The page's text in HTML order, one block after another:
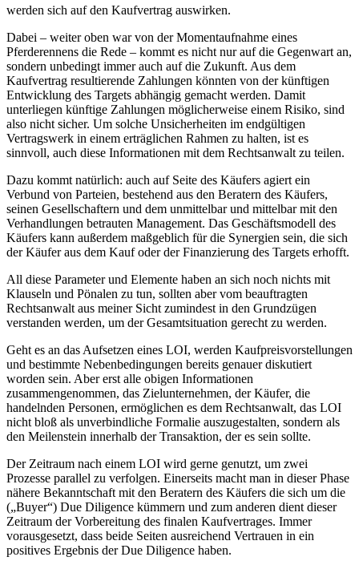
werden sich auf den Kaufvertrag auswirken.
Dabei – weiter oben war von der Momentaufnahme eines
Pferderennens die Rede – kommt es nicht nur auf die Gegenwart an,
sondern unbedingt immer auch auf die Zukunft. Aus dem
Kaufvertrag resultierende Zahlungen könnten von der künftigen
Entwicklung des Targets abhängig gemacht werden. Damit
unterliegen künftige Zahlungen möglicherweise einem Risiko, sind
also nicht sicher. Um solche Unsicherheiten im endgültigen
Vertragswerk in einem erträglichen Rahmen zu halten, ist es
sinnvoll, auch diese Informationen mit dem Rechtsanwalt zu teilen.
Dazu kommt natürlich: auch auf Seite des Käufers agiert ein
Verbund von Parteien, bestehend aus den Beratern des Käufers,
seinen Gesellschaftern und dem unmittelbar und mittelbar mit den
Verhandlungen betrauten Management. Das Geschäftsmodell des
Käufers kann außerdem maßgeblich für die Synergien sein, die sich
der Käufer aus dem Kauf oder der Finanzierung des Targets erhofft.
All diese Parameter und Elemente haben an sich noch nichts mit
Klauseln und Pönalen zu tun, sollten aber vom beauftragten
Rechtsanwalt aus meiner Sicht zumindest in den Grundzügen
verstanden werden, um der Gesamtsituation gerecht zu werden.
Geht es an das Aufsetzen eines LOI, werden Kaufpreisvorstellungen
und bestimmte Nebenbedingungen bereits genauer diskutiert
worden sein. Aber erst alle obigen Informationen
zusammengenommen, das Zielunternehmen, der Käufer, die
handelnden Personen, ermöglichen es dem Rechtsanwalt, das LOI
nicht bloß als unverbindliche Formalie auszugestalten, sondern als
den Meilenstein innerhalb der Transaktion, der es sein sollte.
Der Zeitraum nach einem LOI wird gerne genutzt, um zwei
Prozesse parallel zu verfolgen. Einerseits macht man in dieser Phase
nähere Bekanntschaft mit den Beratern des Käufers die sich um die
(„Buyer“) Due Diligence kümmern und zum anderen dient dieser
Zeitraum der Vorbereitung des finalen Kaufvertrages. Immer
vorausgesetzt, dass beide Seiten ausreichend Vertrauen in ein
positives Ergebnis der Due Diligence haben.